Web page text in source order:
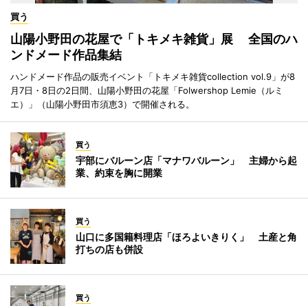
買う
山陽小野田の花屋で「トキメキ雑貨」展 全国のハ
ンドメード作品集結
ハンドメード作品の販売イベント「トキメキ雑貨collection vol.9」が8
月7日・8日の2日間、山陽小野田の花屋「Folwershop Lemie（ルミ
エ）」（山陽小野田市須恵3）で開催される。
買う
宇部にバルーン店「マナワバルーン」 主婦から起
業、約束を胸に開業
買う
山口に多国籍料理店「ほろよいきりく」 土産と角
打ちの店も併設
買う